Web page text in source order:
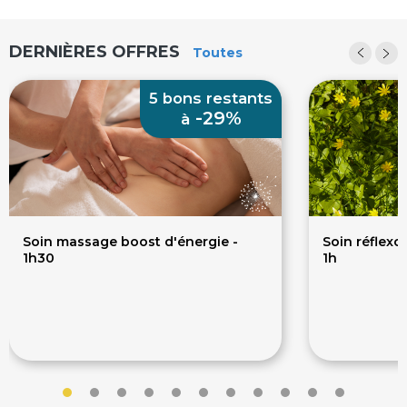
DERNIÈRES OFFRES Toutes
Soin massage boost d'énergie -
1h30
5 bons restants
à -29%
Soin
1h